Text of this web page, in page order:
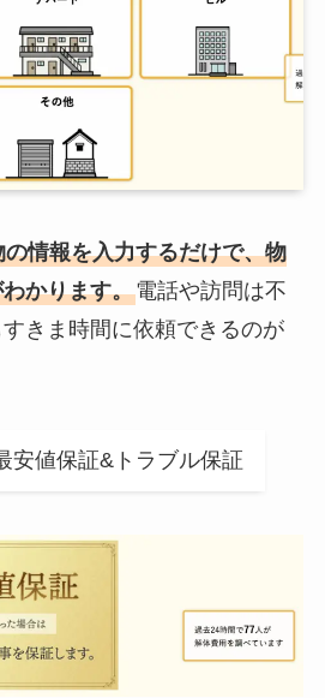
の情報を入力するだけで、物
かります。電話や訪問は不
きま時間に依頼できるのが
値保証&トラブル保証